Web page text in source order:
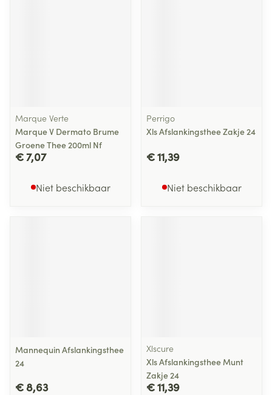
Marque Verte
Marque V Dermato Brume
Groene Thee 200ml Nf
€ 7,07
Niet beschikbaar
Perrigo
Xls Afslankingsthee Zakje 24
€ 11,39
Niet beschikbaar
Mannequin Afslankingsthee
24
€ 8,63
Xlscure
Xls Afslankingsthee Munt
Zakje 24
€ 11,39